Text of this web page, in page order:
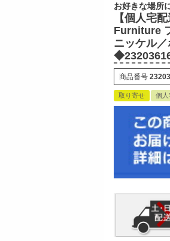
お好きな場所
【個人宅
Furniture
ニッケル
商品番号
取り寄せ 個人